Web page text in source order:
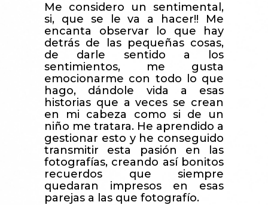
Me considero un sentimental,
si, que se le va a hacer!! Me
encanta observar lo que hay
detrás de las pequeñas cosas,
de darle sentido a los
sentimientos, me gusta
emocionarme con todo lo que
hago, dándole vida a esas
historias que a veces se crean
en mi cabeza como si de un
niño me tratara. He aprendido a
gestionar esto y he conseguido
transmitir esta pasión en las
fotografías, creando así bonitos
recuerdos que siempre
quedaran impresos en esas
parejas a las que fotografío.